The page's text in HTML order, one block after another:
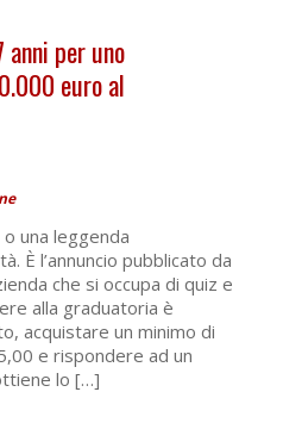
per uno
euro al
una leggenda
È l’annuncio pubblicato da
che si occupa di quiz e
alla graduatoria è
acquistare un minimo di
e rispondere ad un
lo […]